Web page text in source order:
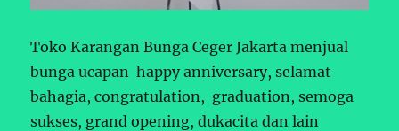
Toko Karangan Bunga Ceger Jakarta menjual
bunga ucapan happy anniversary, selamat
bahagia, congratulation, graduation, semoga
sukses, grand opening, dukacita dan lain